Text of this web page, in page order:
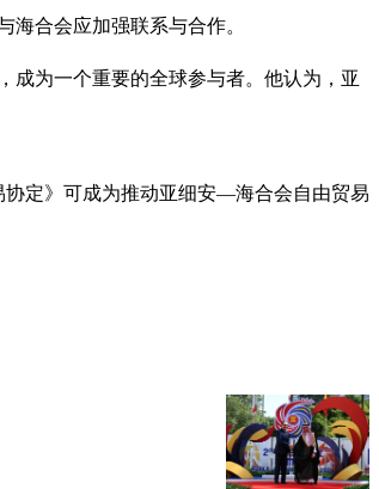
合会应加强联系与合作。
成为一个重要的全球参与者。他认为，亚
定》可成为推动亚细安—海合会自由贸易